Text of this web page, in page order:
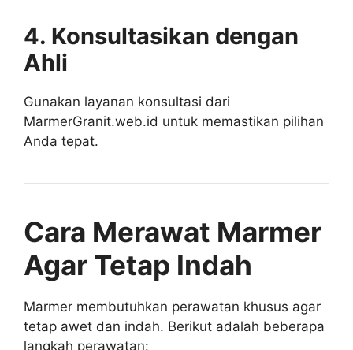
4. Konsultasikan dengan
Ahli
Gunakan layanan konsultasi dari
MarmerGranit.web.id untuk memastikan pilihan
Anda tepat.
Cara Merawat Marmer
Agar Tetap Indah
Marmer membutuhkan perawatan khusus agar
tetap awet dan indah. Berikut adalah beberapa
langkah perawatan: